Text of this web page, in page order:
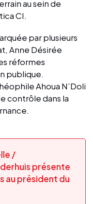
au sein de
CI.
par plusieurs
Anne Désirée
réformes
publique.
Ahoua N’Doli
contrôle dans la
/
présente
au président du